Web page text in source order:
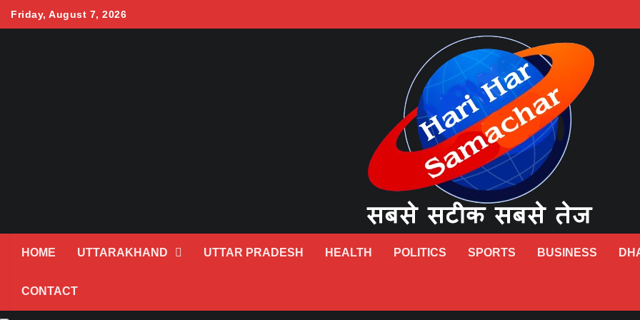
Friday, August 7, 2026
HOME UTTARAKHAND UTTAR PRADESH HEALTH POLITICS SPORTS BUSINESS
CONTACT